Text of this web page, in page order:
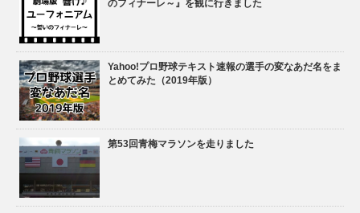
のフィナーレ～』を観に行きました
Yahoo!プロ野球テキスト速報の選手の変なあだ名をま
とめてみた（2019年版）
第53回青梅マラソンを走りました